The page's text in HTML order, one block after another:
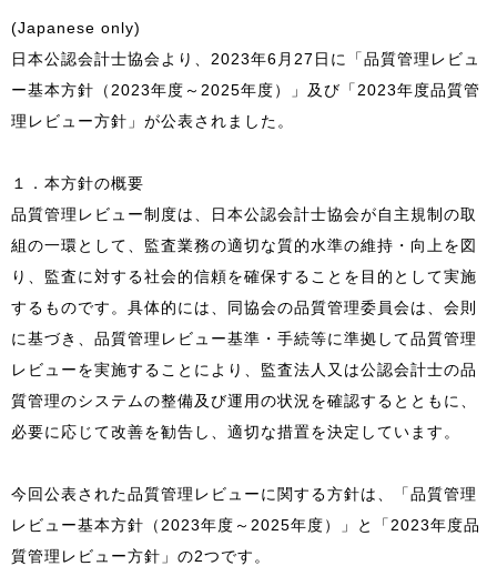
(Japanese only)
日本公認会計士協会より、2023年6月27日に「品質管理レビュ
ー基本方針（2023年度～2025年度）」及び「2023年度品質管
理レビュー方針」が公表されました。
１．本方針の概要
品質管理レビュー制度は、日本公認会計士協会が自主規制の取
組の一環として、監査業務の適切な質的水準の維持・向上を図
り、監査に対する社会的信頼を確保することを目的として実施
するものです。具体的には、同協会の品質管理委員会は、会則
に基づき、品質管理レビュー基準・手続等に準拠して品質管理
レビューを実施することにより、監査法人又は公認会計士の品
質管理のシステムの整備及び運用の状況を確認するとともに、
必要に応じて改善を勧告し、適切な措置を決定しています。
今回公表された品質管理レビューに関する方針は、「品質管理
レビュー基本方針（2023年度～2025年度）」と「2023年度品
質管理レビュー方針」の2つです。